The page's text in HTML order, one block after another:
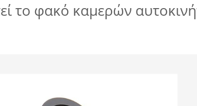
το φακό καμερών